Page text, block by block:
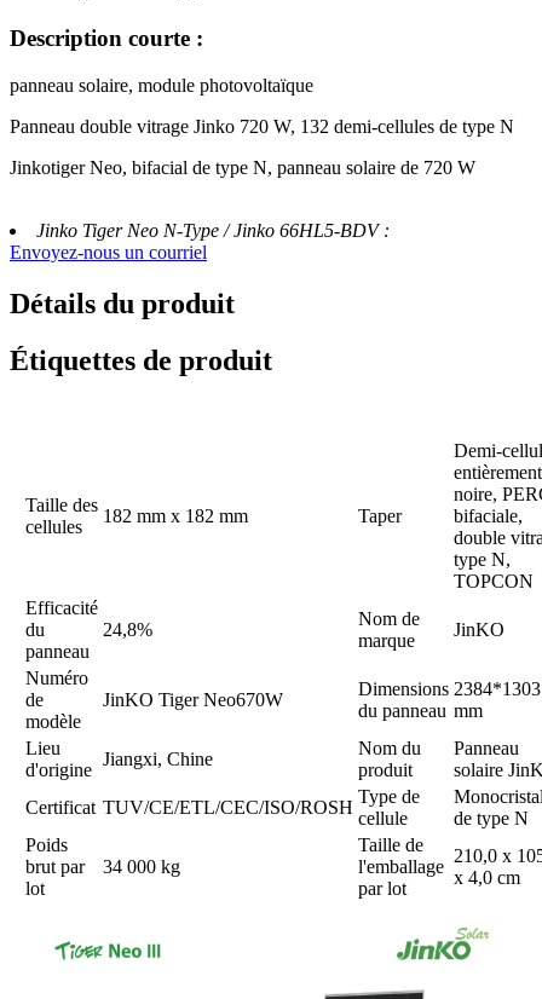
Description courte :
panneau solaire, module photovoltaïque
Panneau double vitrage Jinko 720 W, 132 demi-cellules de type N
Jinkotiger Neo, bifacial de type N, panneau solaire de 720 W
Jinko Tiger Neo N-Type / Jinko 66HL5-BDV :
Envoyez-nous un courriel
Détails du produit
Étiquettes de produit
Taille des
cellules
182 mm x 182 mm Taper
Demi-
entièrement
noire,
bifaciale,
double
type N,
TOPCON
Efficacité
du
panneau
24,8%
Nom de
marque
JinKO
Numéro
de
modèle
JinKO Tiger Neo670W
Dimensions
du panneau mm
Lieu
d'origine
Jiangxi, Chine
Nom du
produit
Panneau
solaire
Certificat TUV/CE/ETL/CEC/ISO/ROSH
Type de
cellule
de type N
Poids
brut par
lot
34 000 kg
Taille de
l'emballage
par lot
210,0 x
x 4,0 cm